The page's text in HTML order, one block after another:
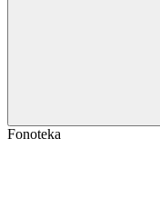
Fonoteka